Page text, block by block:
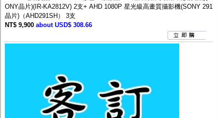
雜訊改善器
分配放大器
網路線用水晶頭
懶人線.同軸線.花線
偽裝嚇阻假監視器. 警示防盜貼紙
行車紀錄器.車用插座配件
電腦工業機殼
客訂商品
ONY晶片)(IR-KA2812V) 2支+ AHD 1080P 星光級高畫質攝影機(SONY 291
晶片)（AHD291SH） 3支
NT$ 9,900 about USD$ 308.66